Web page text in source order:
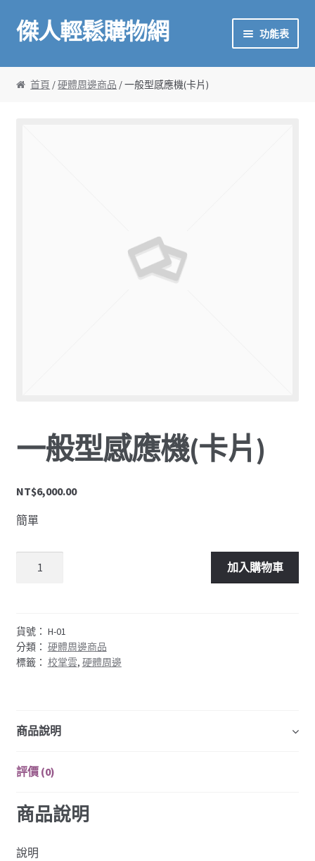
略過導覽
跳至內容
傑人輕鬆購物網 功能表
首頁
購物車
首頁 /硬體周邊商品 / 一般型感應機(卡片)
一般型感應機(卡片)
NT$6,000.00
簡單
加入購物車
貨號： H-01
分類： 硬體周邊商品
標籤： 校掌雲, 硬體周邊
商品說明
評價 (0)
商品說明
說明